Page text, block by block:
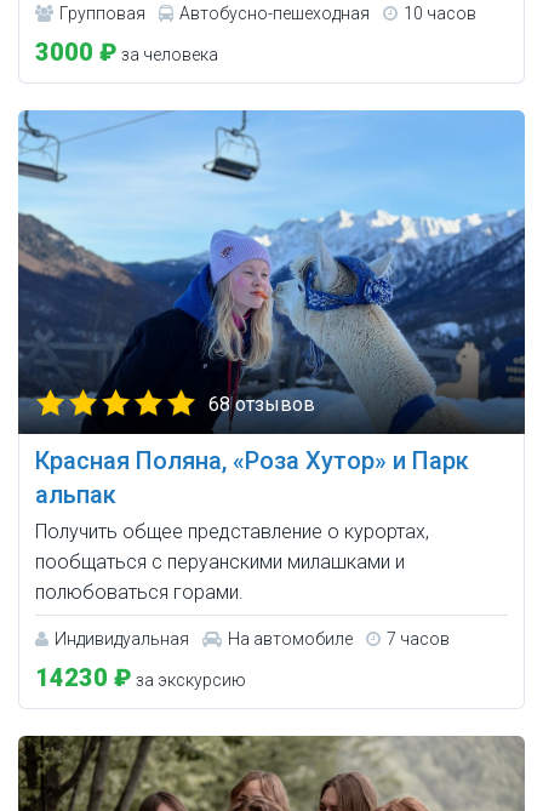
Групповая Автобусно-пешеходная 10 часов
3000 ₽ за человека
68 отзывов
Красная Поляна, «Роза Хутор» и Парк
альпак
Получить общее представление о курортах,
пообщаться с перуанскими милашками и
полюбоваться горами.
Индивидуальная На автомобиле 7 часов
14230 ₽ за экскурсию